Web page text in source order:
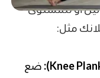
أو للمستوى
مثل:
ضع